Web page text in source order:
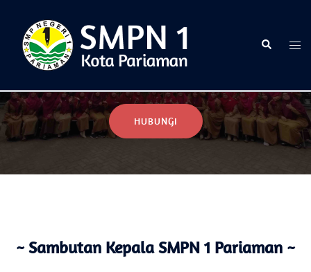
HUBUNGI
~ Sambutan Kepala SMPN 1 Pariaman ~